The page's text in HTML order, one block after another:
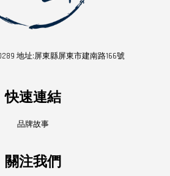
地址:屏東縣屏東市建南路166號
快速連結
品牌故事
關注我們